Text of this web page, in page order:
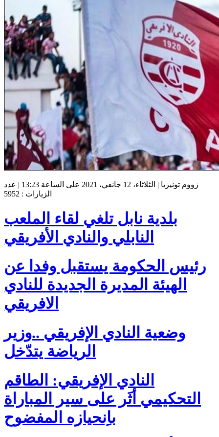
زووم تونيزيا | الثلاثاء، 12 جانفي، 2021 على الساعة 13:23 | عدد
الزيارات : 5952
بلدية نابل تلغي لقاء الملعب
النابلي والنادي الأفريقي
رئيس الحكومة يستقبل وفدا عن
الهيئة المديرة الجديدة للنادي
الافريقي
وضعية النادي الإفريقي ..وزير
الرياضة يتدّخل
النادي الإفريقي: الطاقم
التحكيمي أثَر على سير المباراة
باِنحيازه المفضوح